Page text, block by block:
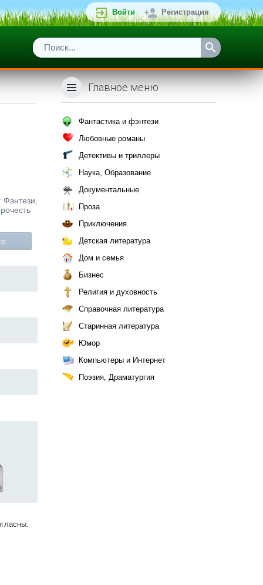
Войти Регистрация
Главное меню
Фантастика и фэнтези
Любовные романы
Детективы и триллеры
Наука, Образование
Документальные
Проза
Приключения
Детская литература
Дом и семья
Бизнес
Религия и духовность
Справочная литература
Старинная литература
Юмор
Компьютеры и Интернет
Поэзия, Драматургия